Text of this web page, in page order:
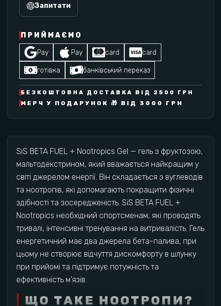
Запитати
ПРИЙМАЄМО
Pay Pay card card
готівка банківський переказ
БЕЗКОШТОВНА ДОСТАВКА ВІД 2500 ГРН
МЕРЧ У ПОДАРУНОК 🎁 ВІД 3000 ГРН
SiS BETA FUEL + Nootropics Gel — гель з фруктозою,
мальтодекстрином, який вважається найкращим у
світі джерелом енергії. Він складається з вуглеводів
та ноотропів, які допомагають покращити фізичні
здібності та зосередженість. SiS BETA FUEL +
Nootropics необхідний спортсменам, які проводять
тривалі, інтенсивні тренування на витривалість. Гель
енергетичний має два джерела бета-палива, при
цьому не створює відчуття дискомфорту в шлунку
при прийомі та підтримує потужність та
ефективність м'язів.
ЩО ТАКЕ НООТРОПИ?